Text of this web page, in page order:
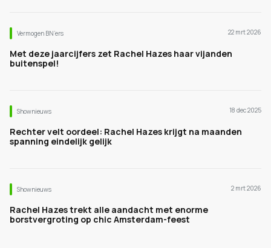
Vermogen BN’ers 22 mrt 2026
Met deze jaarcijfers zet Rachel Hazes haar vijanden
buitenspel!
Shownieuws 18 dec 2025
Rechter velt oordeel: Rachel Hazes krijgt na maanden
spanning eindelijk gelijk
Shownieuws 2 mrt 2026
Rachel Hazes trekt alle aandacht met enorme
borstvergroting op chic Amsterdam-feest